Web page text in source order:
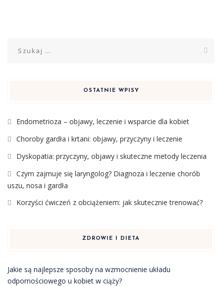
OSTATNIE WPISY
Endometrioza – objawy, leczenie i wsparcie dla kobiet
Choroby gardła i krtani: objawy, przyczyny i leczenie
Dyskopatia: przyczyny, objawy i skuteczne metody leczenia
Czym zajmuje się laryngolog? Diagnoza i leczenie chorób
uszu, nosa i gardła
Korzyści ćwiczeń z obciążeniem: jak skutecznie trenować?
ZDROWIE I DIETA
Jakie są najlepsze sposoby na wzmocnienie układu
odpornościowego u kobiet w ciąży?